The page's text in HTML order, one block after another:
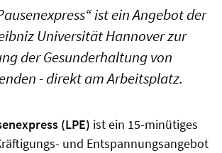
ist ein Angebot der
Universität Hannover zur
der Gesunderhaltung von
- direkt am Arbeitsplatz.
(LPE) ist ein 15-minütiges
und Entspannungsangebot